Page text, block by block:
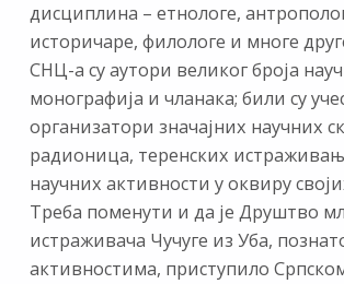
дисциплина – етнологе,
историчаре, филологе и многе
СНЦ-а су аутори великог броја
монографија и чланака; били су
организатори значајних научних
радионица, теренских
научних активности у оквиру
Треба поменути и да је Друштво
истраживача Чучуге из Уба,
активностима, приступило